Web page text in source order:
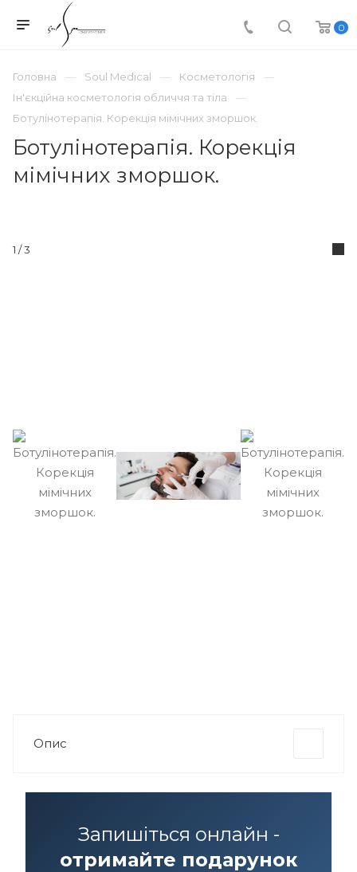
0
Головна Soul Medical
Косметологія
Ін'єкційна косметологія обличчя та тіла
Ботулінотерапія. Корекція мімічних зморшок.
Ботулінотерапія. Корекція
мімічних зморшок.
1 / 3
Опис
Запишіться онлайн -
отримайте подарунок